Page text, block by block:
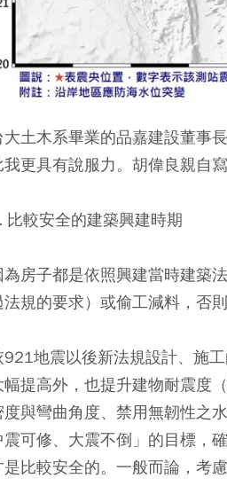
大土木系畢業的品嘉建設董事
我更具有說服力。胡偉良親自
比較安全的建築興建時期
為房子都是依照興建當時建築
法規的要求）或偷工減料，否
921地震以後新法規設計、施
幅提高外，也提升建物耐震度
度與彎曲角度、禁用無韌性之
震可修、大震不倒」的目標，
是比較安全的。一般而論，考